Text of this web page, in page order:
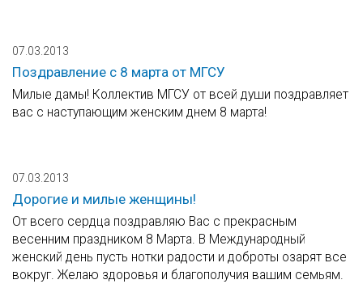
07.03.2013
Поздравление с 8 марта от МГСУ
Милые дамы! Коллектив МГСУ от всей души поздравляет
вас с наступающим женским днем 8 марта!
07.03.2013
Дорогие и милые женщины!
От всего сердца поздравляю Вас с прекрасным
весенним праздником 8 Марта. В Международный
женский день пусть нотки радости и доброты озарят все
вокруг. Желаю здоровья и благополучия вашим семьям.